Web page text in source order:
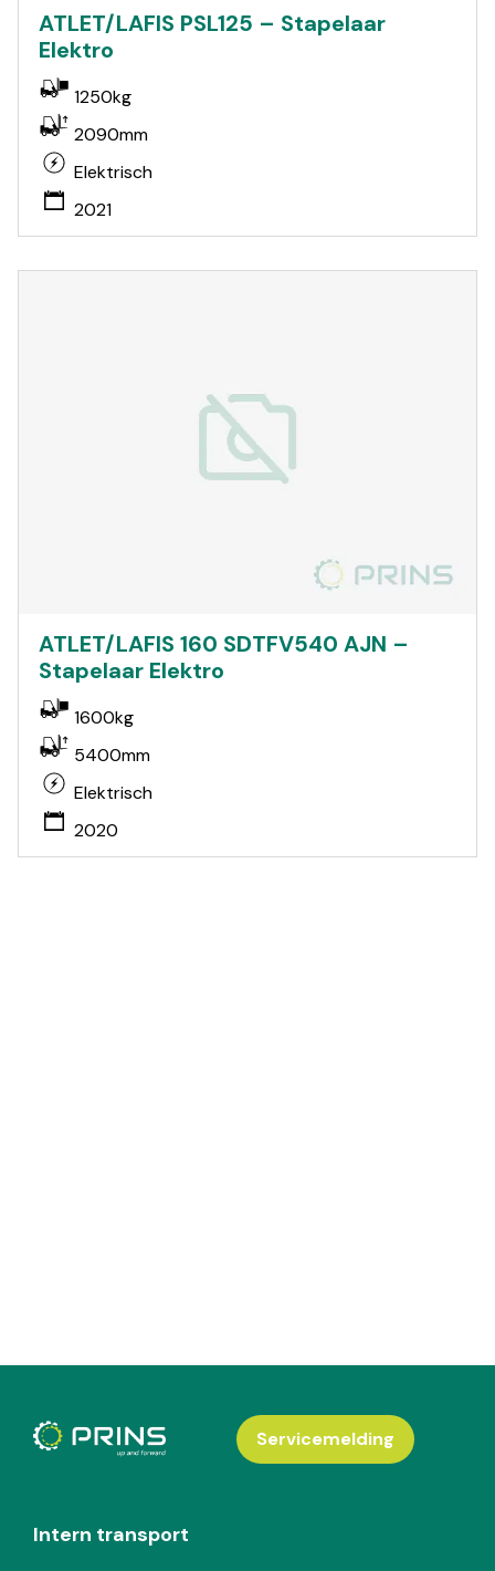
ATLET/LAFIS PSL125 – Stapelaar
Elektro
1250kg
2090mm
Elektrisch
2021
ATLET/LAFIS 160 SDTFV540 AJN –
Stapelaar Elektro
1600kg
5400mm
Elektrisch
2020
Intern transport
Servicemelding